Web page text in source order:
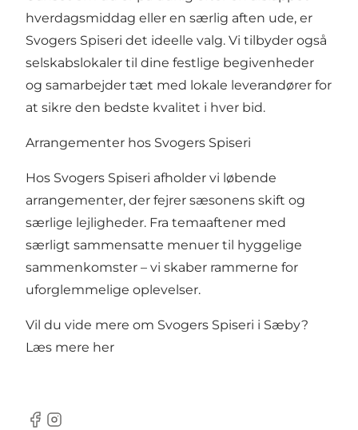
hverdagsmiddag eller en særlig aften ude, er
Svogers Spiseri det ideelle valg. Vi tilbyder også
selskabslokaler til dine festlige begivenheder
og samarbejder tæt med lokale leverandører for
at sikre den bedste kvalitet i hver bid.
Arrangementer hos Svogers Spiseri
Hos Svogers Spiseri afholder vi løbende
arrangementer, der fejrer sæsonens skift og
særlige lejligheder. Fra temaaftener med
særligt sammensatte menuer til hyggelige
sammenkomster – vi skaber rammerne for
uforglemmelige oplevelser.
Vil du vide mere om Svogers Spiseri i Sæby?
Læs mere her